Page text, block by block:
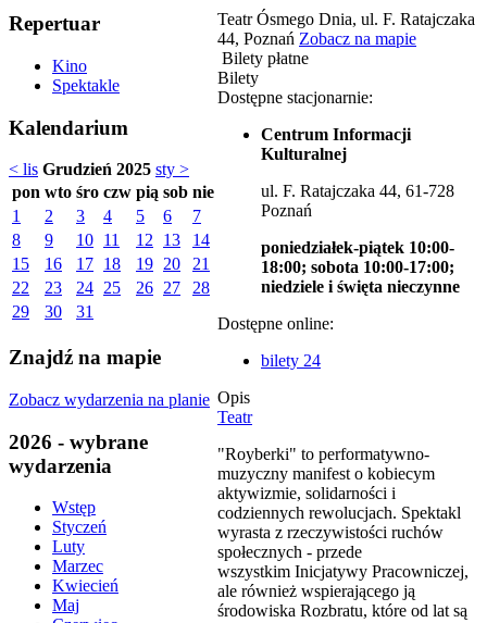
Repertuar
Kino
Spektakle
Kalendarium
< lis Grudzień 2025 sty >
pon wto śro czw pią sob nie
1
2 3 4 5 6
7
8
9 10 11 12 13
14
15
16 17 18 19 20
21
22
23 24 25 26 27
28
29
30 31
Znajdź na mapie
Zobacz wydarzenia na planie
2026 - wybrane
wydarzenia
Wstęp
Styczeń
Luty
Marzec
Kwiecień
Maj
Teatr Ósmego Dnia, ul. F. Ratajczaka
44, Poznań Zobacz na mapie
Bilety płatne
Bilety
Dostępne stacjonarnie:
Centrum Informacji
Kulturalnej
ul. F. Ratajczaka 44, 61-728
Poznań
poniedziałek-piątek 10:00-
18:00; sobota 10:00-17:00;
niedziele i święta nieczynne
Dostępne online:
bilety 24
Opis
Teatr
"Royberki" to performatywno-
muzyczny manifest o kobiecym
aktywizmie, solidarności i
codziennych rewolucjach. Spektakl
wyrasta z rzeczywistości ruchów
społecznych - przede
wszystkim Inicjatywy Pracowniczej,
ale również wspierającego ją
środowiska Rozbratu, które od lat są